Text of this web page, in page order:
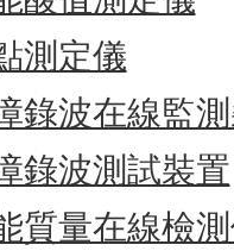
測定儀
錄波在線監
錄波測試裝置
質量在線檢